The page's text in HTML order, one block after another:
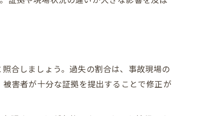
合しましょう。過失の割合は、事故現場の
害者が十分な証拠を提出することで修正が